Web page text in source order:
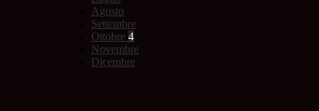
Agosto
Settembre
Ottobre 4
Novembre
Dicembre